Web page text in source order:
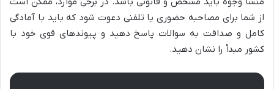
از شما برای مصاحبه حضوری یا تلفنی دعوت شود که باید با آمادگی
کامل و صداقت به سوالات پاسخ دهید و پیوندهای قوی خود با
کشور مبدأ را نشان دهید.